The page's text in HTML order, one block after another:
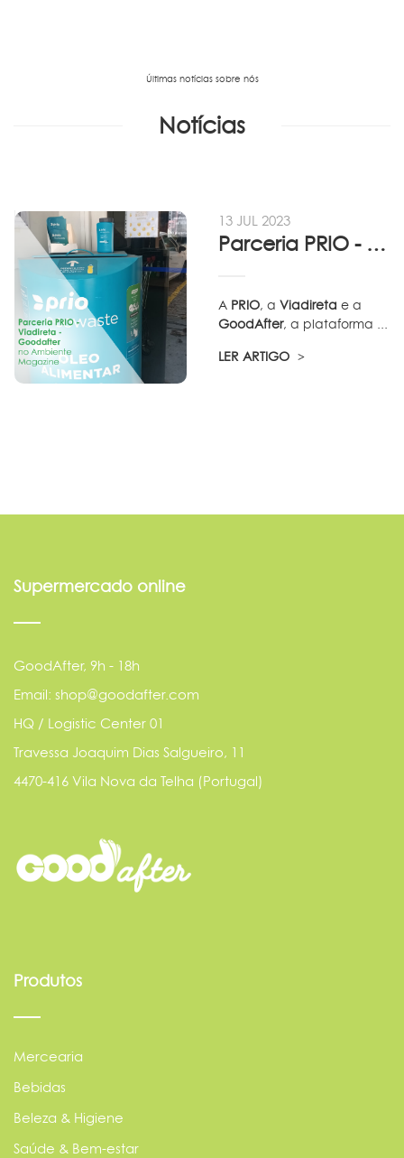
Últimas notícias sobre nós
Notícias
13 JUL 2023
Parceria PRIO - Viadireta - Goodafter...
A PRIO, aViadireta e a
GoodAfter, a plataforma ...
LER ARTIGO
Supermercado online
GoodAfter, 9h - 18h
Email: shop@goodafter.com
HQ / Logistic Center 01
Travessa Joaquim Dias Salgueiro, 11
4470-416 Vila Nova da Telha (Portugal)
Produtos
Mercearia
Bebidas
Beleza & Higiene
Saúde & Bem-estar